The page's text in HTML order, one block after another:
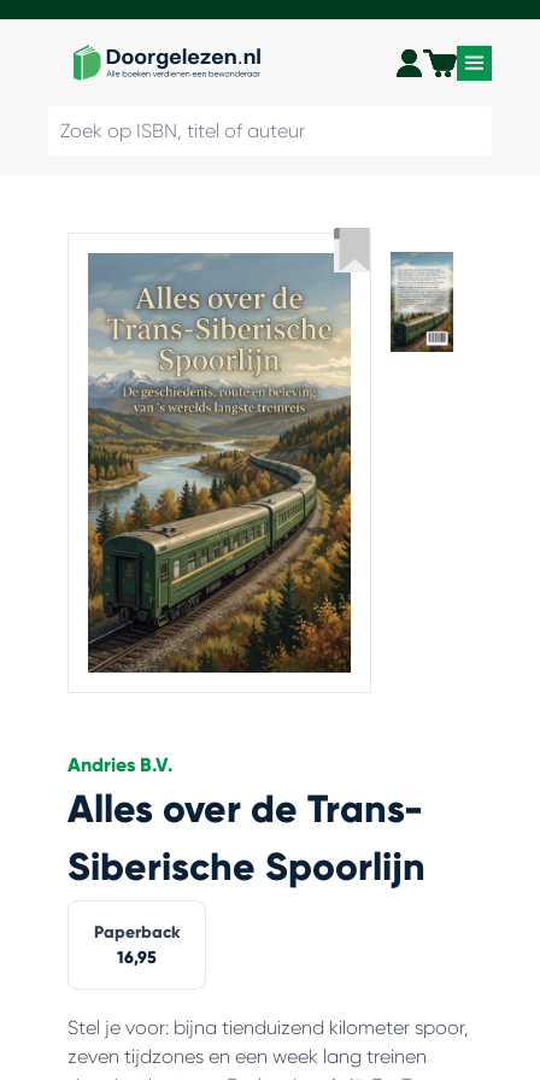
Andries B.V.
Alles over de Trans-
Siberische Spoorlijn
Paperback
16,95
Stel je voor: bijna tienduizend kilometer spoor,
zeven tijdzones en een week lang treinen